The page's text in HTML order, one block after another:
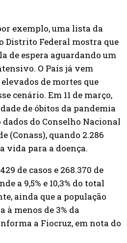
exemplo, uma lista da
Distrito Federal mostra que
de espera aguardando um
O País já vem
de mortes que
cenário. Em 11 de março,
de óbitos da pandemia
dados do Conselho Nacional
(Conass), quando 2.286
vida para a doença.
de casos e 268.370 de
a 9,5% e 10,3% do total
ainda que a população
menos de 3% da
a Fiocruz, em nota do